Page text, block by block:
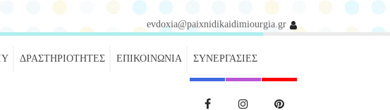
evdoxia@paixnidikaidimiourgia.gr
ΔΡΑΣΤΗΡΙΌΤΗΤΕΣ ΕΠΙΚΟΙΝΩΝΊΑ ΣΥΝΕΡΓΑΣΊΕΣ